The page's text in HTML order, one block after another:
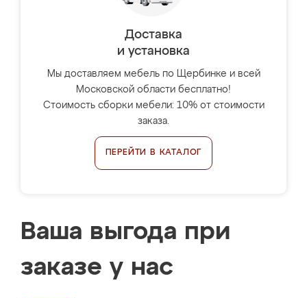
Доставка
и установка
Мы доставляем мебель по Щербинке и всей
Московской области бесплатно!
Стоимость сборки мебели: 10% от стоимости
заказа.
ПЕРЕЙТИ В КАТАЛОГ
Ваша выгода при
заказе у нас